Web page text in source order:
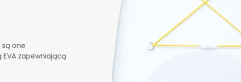
one
zapewniającą